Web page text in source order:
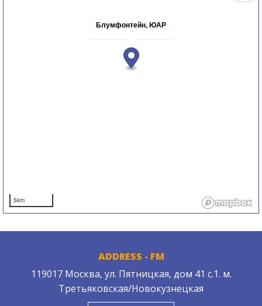
5km
Блумфонтейн, ЮАР
ADDRESS - FM
119017 Москва, ул. Пятницкая, дом 41 с.1. м.
Третьяковская/Новокузнецкая